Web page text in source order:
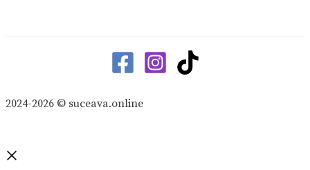
2024-2026 © suceava.online